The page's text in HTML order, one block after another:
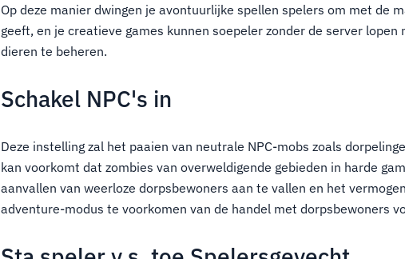
Op deze manier dwingen je avontuurlijke spellen spelers om met de
geeft, en je creatieve games kunnen soepeler zonder de server lopen
dieren te beheren.
Schakel NPC's in
Deze instelling zal het paaien van neutrale NPC-mobs zoals
kan voorkomt dat zombies van overweldigende gebieden in harde
aanvallen van weerloze dorpsbewoners aan te vallen en het
adventure-modus te voorkomen van de handel met dorpsbewoners